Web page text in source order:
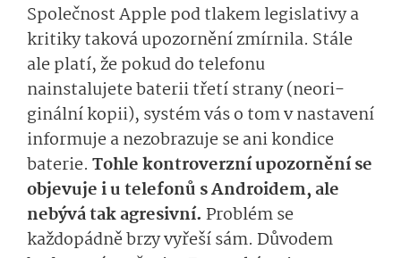
Společnost Apple pod tlakem legislativy a
kritiky taková upozornění zmírnila. Stále
ale platí, žepokud do telefonu
nainstalujeteba­terii třetí strany(neori­
ginální kopii), systém vás o tom v nastavení
informuje a nezobrazuje se ani kondice
baterie. Tohle kontroverzní upozornění se
objevuje i u telefonů s Androidem, ale
nebývá tak agresivní. Problém se
každopádně brzy vyřeší sám. Důvodem